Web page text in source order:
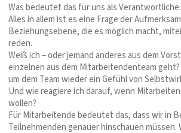
Was bedeutet das für uns als Verantwortliche:
Alles in allem ist es eine Frage der
Beziehungsebene, die es möglich macht,
reden.
Weiß ich – oder jemand anderes aus dem
einzelnen aus dem Mitarbeitendenteam
um dem Team wieder ein Gefühl von
Und wie reagiere ich darauf, wenn
wollen?
Für Mitarbeitende bedeutet das, dass wir in
Teilnehmenden genauer hinschauen müssen.